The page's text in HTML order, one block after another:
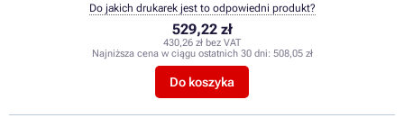
529,22 zł
430,26 zł bez VAT
Najniższa cena w ciągu ostatnich 30 dni: 508,05 zł
Do koszyka
Do jakich drukarek jest to odpowiedni produkt?